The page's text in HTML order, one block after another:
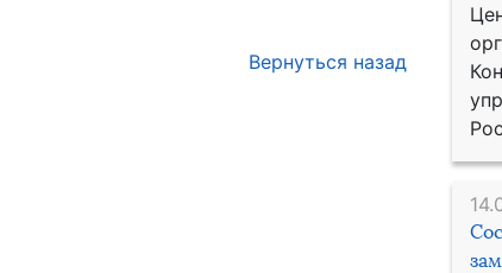
Вернуться назад